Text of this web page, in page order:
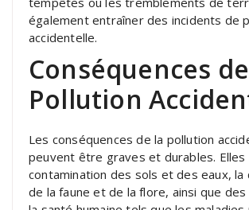
également entraîner des incidents de
accidentelle.
Conséquences
Pollution
Les conséquences de la pollution
peuvent être graves et durables. Elles
contamination des sols et des eaux,
de la faune et de la flore, ainsi que